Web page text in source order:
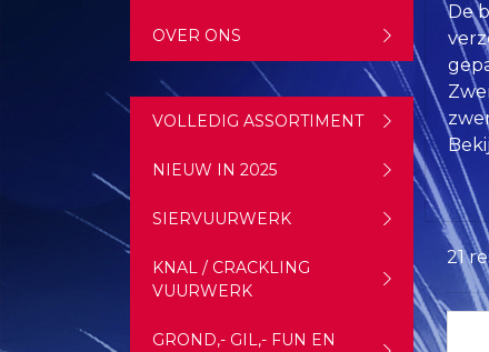
OVER ONS
VOLLEDIG ASSORTIMENT
NIEUW IN 2025
SIERVUURWERK
KNAL / CRACKLING
VUURWERK
GROND,- GIL,- FUN EN
De
21